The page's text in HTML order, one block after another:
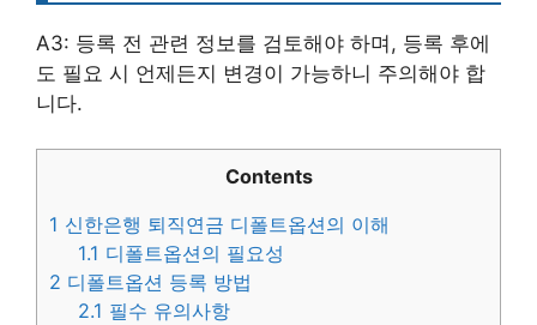
A3: 등록 전 관련 정보를 검토해야 하며, 등록 후에
도 필요 시 언제든지 변경이 가능하니 주의해야 합
니다.
Contents
1 신한은행 퇴직연금 디폴트옵션의 이해
1.1 디폴트옵션의 필요성
2 디폴트옵션 등록 방법
2.1 필수 유의사항